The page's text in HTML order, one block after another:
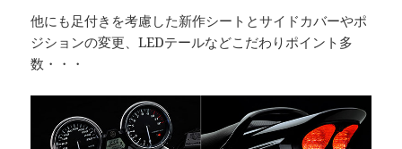
他にも足付きを考慮した新作シートとサイドカバーやポ
ジションの変更、LEDテールなどこだわりポイント多
数・・・